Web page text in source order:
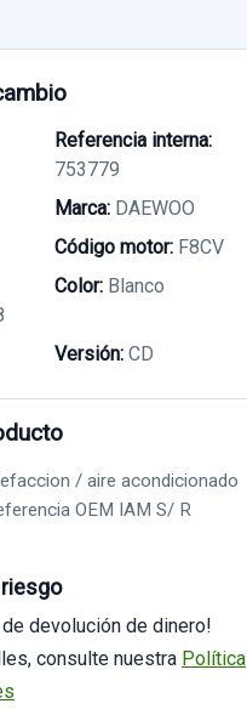
Referencia interna:
753779
Marca: DAEWOO
Código motor: F8CV
Color: Blanco
Versión: CD
/ aire acondicionado
OEM IAM S/ R
de devolución de dinero!
consulte nuestra Política